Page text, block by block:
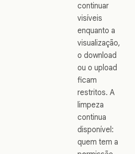
continuar
visíveis
enquanto a
visualização,
o download
ou o upload
ficam
restritos. A
limpeza
continua
disponível:
quem tem a